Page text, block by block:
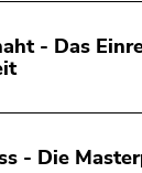
- Das
- Die